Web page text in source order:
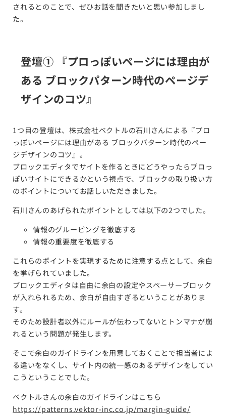
されるとのことで、ぜひお話を聞きたいと思い参加しまし
た。
登壇① 『プロっぽいページには理由が
ある ブロックパターン時代のページデ
ザインのコツ』
1つ目の登壇は、株式会社ベクトルの石川さんによる『プロ
っぽいページには理由がある ブロックパターン時代のペー
ジデザインのコツ』。
ブロックエディタでサイトを作るときにどうやったらプロっ
ぽいサイトにできるかという視点で、ブロックの取り扱い方
のポイントについてお話しいただきました。
石川さんのあげられたポイントとしては以下の2つでした。
情報のグルーピングを徹底する
情報の重要度を徹底する
これらのポイントを実現するために注意する点として、余白
を挙げられていました。
ブロックエディタは自由に余白の設定やスペーサーブロック
が入れられるため、余白が自由すぎるということがありま
す。
そのため設計者以外にルールが伝わってないとトンマナが崩
れるという問題が発生します。
そこで余白のガイドラインを用意しておくことで担当者によ
る違いをなくし、サイト内の統一感のあるデザインをしてい
こうということでした。
ベクトルさんの余白のガイドラインはこちら
https://patterns.vektor-inc.co.jp/margin-guide/